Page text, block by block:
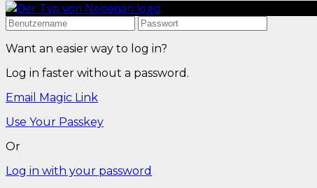
Want an easier way to log in?
Log in faster without a password.
Email Magic Link
Use Your Passkey
Or
Log in with your password